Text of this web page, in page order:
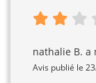
nathalie B. a
Avis publié le